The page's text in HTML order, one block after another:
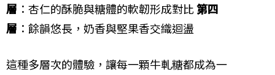
層 ：杏仁的酥脆與糖體的軟韌形成對比第四
層 ：餘韻悠長，奶香與堅果香交織迴盪
這種多層次的體驗，讓每一顆牛軋糖都成為一